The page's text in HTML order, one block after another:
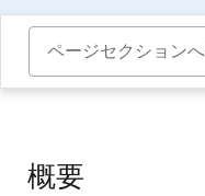
ページセクションへ
概要